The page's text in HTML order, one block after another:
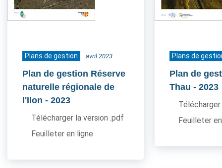
Plans de gestion avril 2023
Plan de gestion Réserve
naturelle régionale de
l'Ilon - 2023
Télécharger la version .pdf
Feuilleter en ligne
Plans de
Plan de
Thau - 2023
Feuilleter